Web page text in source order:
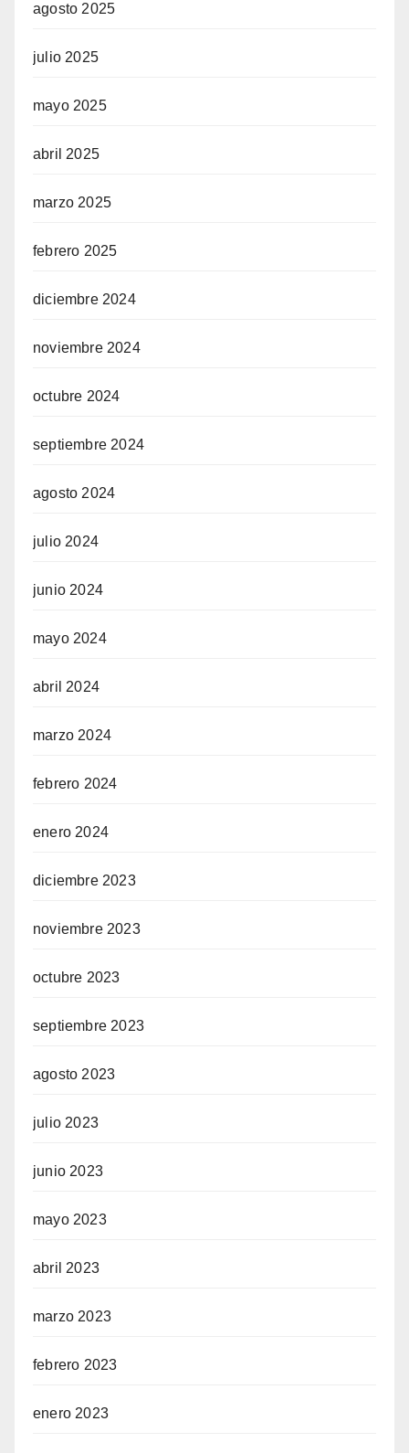
agosto 2025
julio 2025
mayo 2025
abril 2025
marzo 2025
febrero 2025
diciembre 2024
noviembre 2024
octubre 2024
septiembre 2024
agosto 2024
julio 2024
junio 2024
mayo 2024
abril 2024
marzo 2024
febrero 2024
enero 2024
diciembre 2023
noviembre 2023
octubre 2023
septiembre 2023
agosto 2023
julio 2023
junio 2023
mayo 2023
abril 2023
marzo 2023
febrero 2023
enero 2023